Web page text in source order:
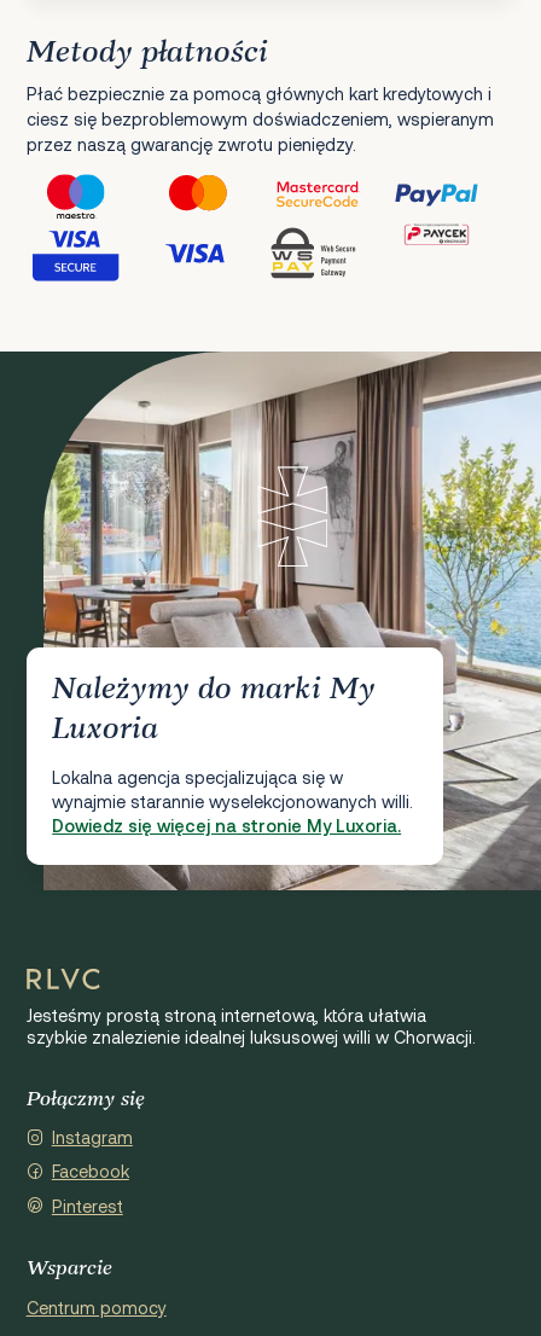
Metody płatności
Płać bezpiecznie za pomocą głównych kart kredytowych i
ciesz się bezproblemowym doświadczeniem, wspieranym
przez naszą gwarancję zwrotu pieniędzy.
Należymy do marki My
Luxoria
Lokalna agencja specjalizująca się w
wynajmie starannie wyselekcjonowanych willi.
Dowiedz się więcej na stronie My Luxoria.
Jesteśmy prostą stroną internetową, która ułatwia
szybkie znalezienie idealnej luksusowej willi w Chorwacji.
Połączmy się
Instagram
Facebook
Pinterest
Wsparcie
Centrum pomocy